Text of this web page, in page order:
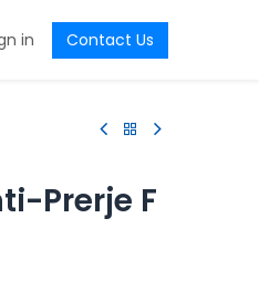
in Contact Us
Prerje F